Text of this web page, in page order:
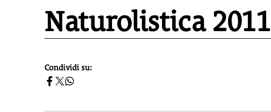
Naturolistica 2011
homepage h2
Condividi su: